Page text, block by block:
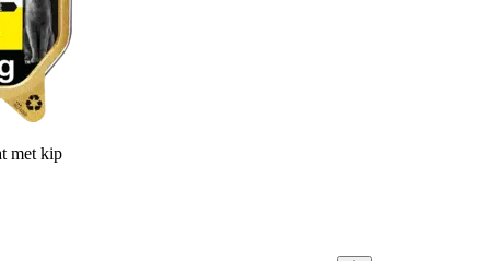
met kip